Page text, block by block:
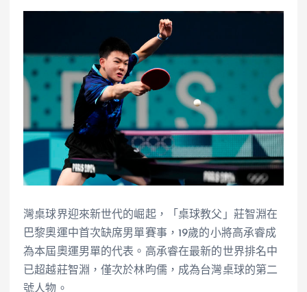
灣桌球界迎來新世代的崛起，「桌球教父」莊智淵在
巴黎奧運中首次缺席男單賽事，19歲的小將高承睿成
為本屆奧運男單的代表。高承睿在最新的世界排名中
已超越莊智淵，僅次於林昀儒，成為台灣桌球的第二
號人物。